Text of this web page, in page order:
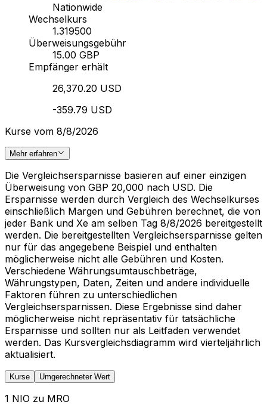
Nationwide
Wechselkurs
1.319500
Überweisungsgebühr
15.00 GBP
Empfänger erhält
26,370.20 USD
-359.79 USD
Kurse vom 8/8/2026
Mehr erfahren
Die Vergleichsersparnisse basieren auf einer einzigen
Überweisung von GBP 20,000 nach USD. Die
Ersparnisse werden durch Vergleich des Wechselkurses
einschließlich Margen und Gebühren berechnet, die von
jeder Bank und Xe am selben Tag 8/8/2026 bereitgestellt
werden. Die bereitgestellten Vergleichsersparnisse gelten
nur für das angegebene Beispiel und enthalten
möglicherweise nicht alle Gebühren und Kosten.
Verschiedene Währungsumtauschbeträge,
Währungstypen, Daten, Zeiten und andere individuelle
Faktoren führen zu unterschiedlichen
Vergleichsersparnissen. Diese Ergebnisse sind daher
möglicherweise nicht repräsentativ für tatsächliche
Ersparnisse und sollten nur als Leitfaden verwendet
werden. Das Kursvergleichsdiagramm wird vierteljährlich
aktualisiert.
Kurse Umgerechneter Wert
1 NIO zu MRO